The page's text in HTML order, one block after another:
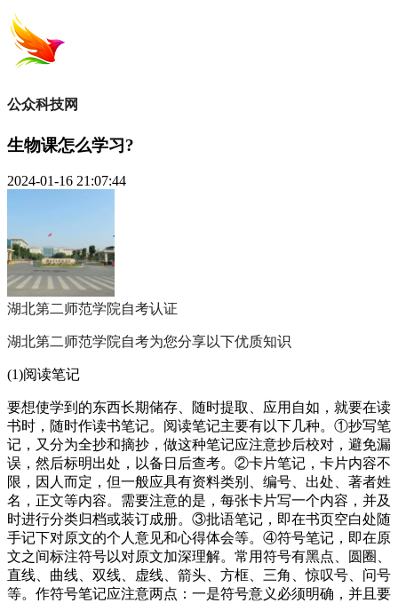
公众科技网
生物课怎么学习?
2024-01-16 21:07:44
湖北第二师范学院自考认证
湖北第二师范学院自考为您分享以下优质知识
(1)阅读笔记
要想使学到的东西长期储存、随时提取、应用自如，就要在读
书时，随时作读书笔记。阅读笔记主要有以下几种。①抄写笔
记，又分为全抄和摘抄，做这种笔记应注意抄后校对，避免漏
误，然后标明出处，以备日后查考。②卡片笔记，卡片内容不
限，因人而定，但一般应具有资料类别、编号、出处、著者姓
名，正文等内容。需要注意的是，每张卡片写一个内容，并及
时进行分类归档或装订成册。③批语笔记，即在书页空白处随
手记下对原文的个人意见和心得体会等。④符号笔记，即在原
文之间标注符号以对原文加深理解。常用符号有黑点、圆圈、
直线、曲线、双线、虚线、箭头、方框、三角、惊叹号、问号
等。作符号笔记应注意两点：一是符号意义必须明确，并且要